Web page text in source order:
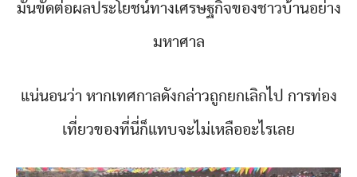
มันขัดต่อผลประโยชน์ทางเศรษฐกิจของชาวบ้านอย่าง
มหาศาล
แน่นอนว่า หากเทศกาลดังกล่าวถูกยกเลิกไป การท่อง
เที่ยวของที่นี่ก็แทบจะไม่เหลืออะไรเลย